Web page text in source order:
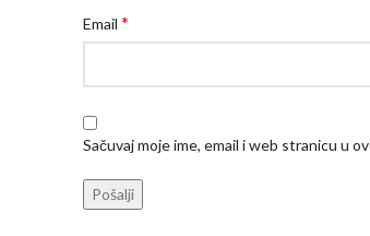
Email *
Sačuvaj moje ime, email i web stranicu u